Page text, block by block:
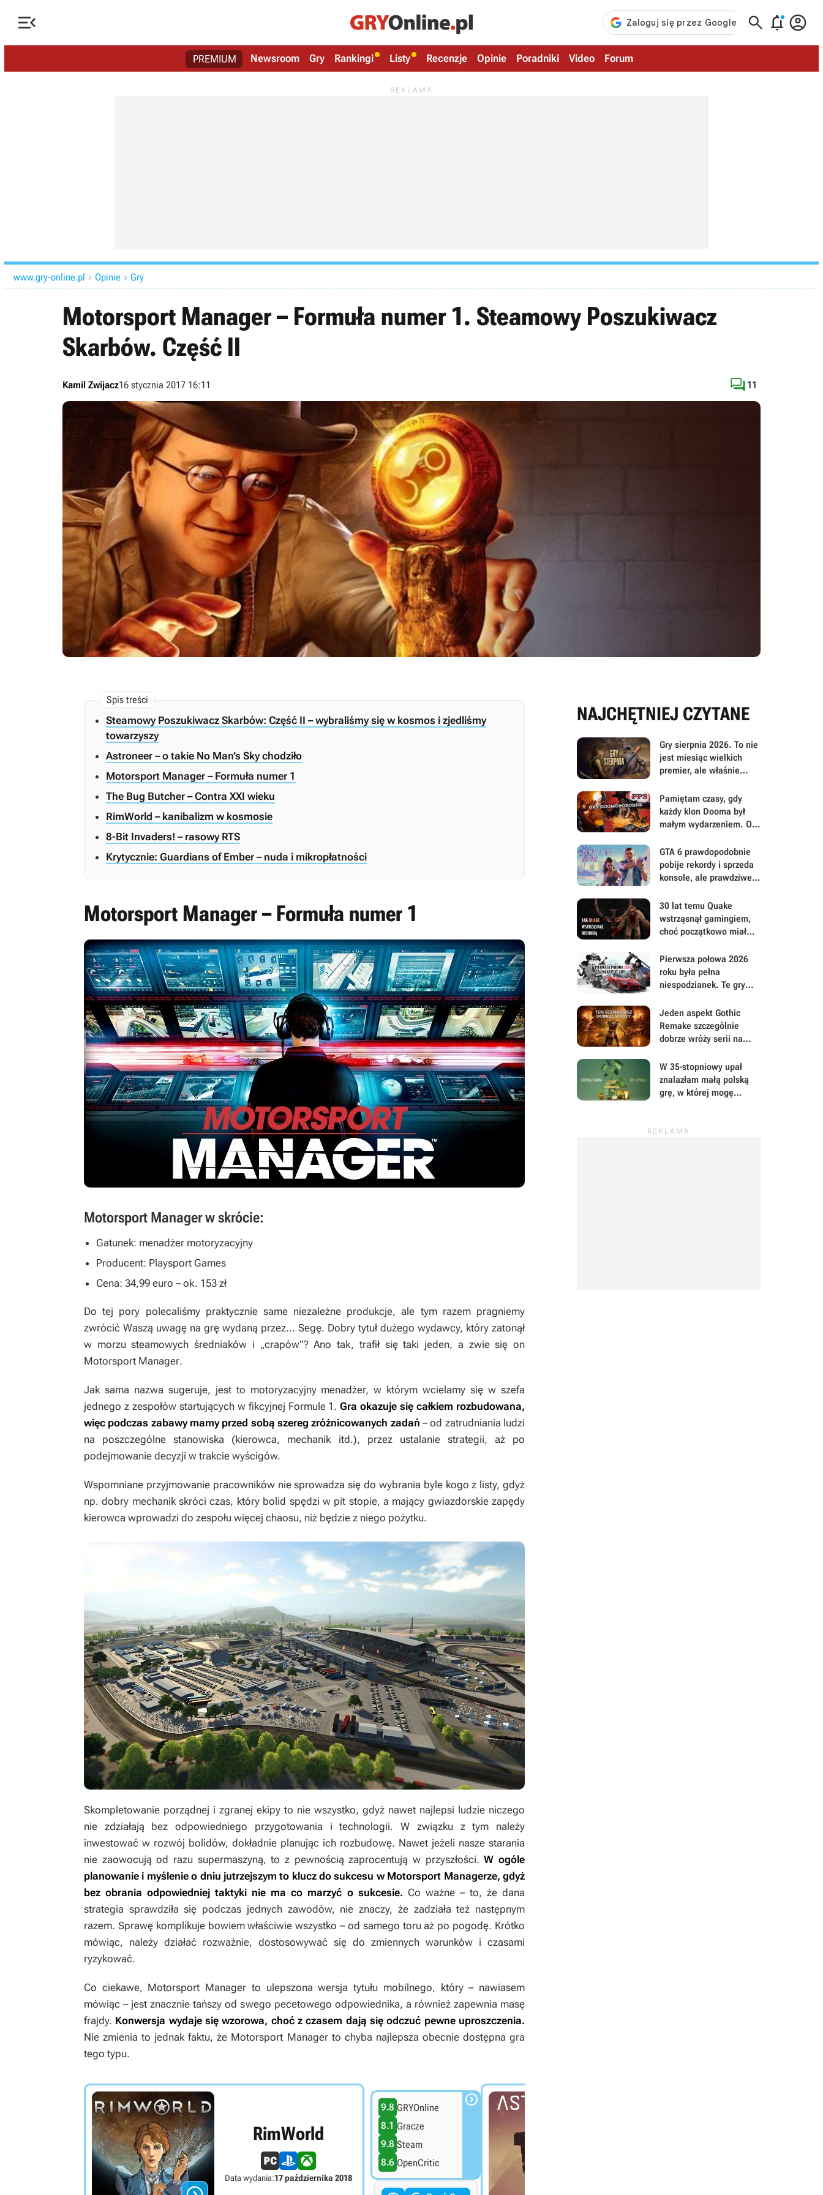
   
PREMIUM Newsroom Gry Rankingi Listy Recenzje Opinie Poradniki Video Forum
www.gry-online.pl  Opinie  Gry
Motorsport Manager – Formuła numer 1. Steamowy Poszukiwacz
Skarbów. Część II
Kamil Zwijacz16 stycznia 2017 16:11  11
Steamowy Poszukiwacz Skarbów: Część II – wybraliśmy się w kosmos i zjedliśmy
towarzyszy
Astroneer – o takie No Man’s Sky chodziło
Motorsport Manager – Formuła numer 1
The Bug Butcher – Contra XXI wieku
RimWorld – kanibalizm w kosmosie
8-Bit Invaders! – rasowy RTS
Krytycznie: Guardians of Ember – nuda i mikropłatności
Motorsport Manager – Formuła numer 1
Motorsport Manager w skrócie:
Gatunek: menadżer motoryzacyjny
Producent: Playsport Games
Cena: 34,99 euro – ok. 153 zł
Do tej pory polecaliśmy praktycznie same niezależne produkcje, ale tym razem pragniemy
zwrócić Waszą uwagę na grę wydaną przez... Segę. Dobry tytuł dużego wydawcy, który zatonął
w morzu steamowych średniaków i „crapów”? Ano tak, trafił się taki jeden, a zwie się on
Motorsport Manager.
Jak sama nazwa sugeruje, jest to motoryzacyjny menadżer, w którym wcielamy się w szefa
jednego z zespołów startujących w fikcyjnej Formule 1.Gra okazuje się całkiem rozbudowana,
więc podczas zabawy mamy przed sobą szereg zróżnicowanych zadań – od zatrudniania ludzi
na poszczególne stanowiska (kierowca, mechanik itd.), przez ustalanie strategii, aż po
podejmowanie decyzji w trakcie wyścigów.
Wspomniane przyjmowanie pracowników nie sprowadza się do wybrania byle kogo z listy, gdyż
np. dobry mechanik skróci czas, który bolid spędzi w pit stopie, a mający gwiazdorskie zapędy
kierowca wprowadzi do zespołu więcej chaosu, niż będzie z niego pożytku.
Skompletowanie porządnej i zgranej ekipy to nie wszystko, gdyż nawet najlepsi ludzie niczego
nie zdziałają bez odpowiedniego przygotowania i technologii. W związku z tym należy
inwestować w rozwój bolidów, dokładnie planując ich rozbudowę. Nawet jeżeli nasze starania
nie zaowocują od razu supermaszyną, to z pewnością zaprocentują w przyszłości.W ogóle
planowanie i myślenie o dniu jutrzejszym to klucz do sukcesu w Motorsport Managerze, gdyż
bez obrania odpowiedniej taktyki nie ma co marzyć o sukcesie. Co ważne – to, że dana
strategia sprawdziła się podczas jednych zawodów, nie znaczy, że zadziała też następnym
razem. Sprawę komplikuje bowiem właściwie wszystko – od samego toru aż po pogodę. Krótko
mówiąc, należy działać rozważnie, dostosowywać się do zmiennych warunków i czasami
ryzykować.
Co ciekawe, Motorsport Manager to ulepszona wersja tytułu mobilnego, który – nawiasem
mówiąc – jest znacznie tańszy od swego pecetowego odpowiednika, a również zapewnia masę
frajdy. Konwersja wydaje się wzorowa, choć z czasem dają się odczuć pewne uproszczenia.
Nie zmienia to jednak faktu, że Motorsport Managerto chyba najlepsza obecnie dostępna gra
tego typu.
RimWorld
Data wydania:17 października 2018
9.8 GRYOnline
8.1 Gracze
9.8 Steam
8.6 OpenCritic

NAJCHĘTNIEJ CZYTANE
Gry sierpnia 2026. To nie
jest miesiąc wielkich
premier, ale właśnie
mu się uważniej
Pamiętam czasy, gdy
każdy klon Dooma był
małym wydarzeniem. Oto
FPS-y lat 90.
GTA 6 prawdopodobnie
pobije rekordy i sprzeda
konsole, ale prawdziwe
będą musieli mu
wybaczyć
30 lat temu Quake
wstrząsnął gamingiem,
choć początkowo miał
Pierwsza połowa 2026
roku była pełna
niespodzianek. Te gry
uwagę i Wasz czas
Jeden aspekt Gothic
Remake szczególnie
dobrze wróży serii na
mają powody do dumy
W 35-stopniowy upał
znalazłam małą polską
grę, w której mogę
wszystkiego